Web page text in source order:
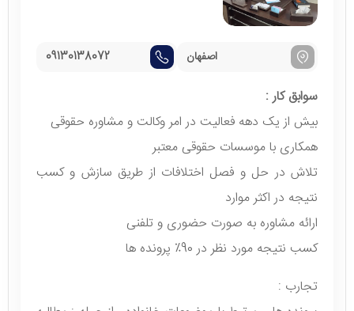
اصفهان 09130138072
سوابق کار :
بیش از یک دهه فعالیت در امر وکالت و مشاوره حقوقی
همکاری با موسسات حقوقی معتبر
تلاش در حل و فصل اختلافات از طریق سازش و کسب
نتیجه در اکثر موارد
ارائه مشاوره به صورت حضوری و تلفنی
کسب نتیجه مورد نظر در 90٪ پرونده ها
تجارب :